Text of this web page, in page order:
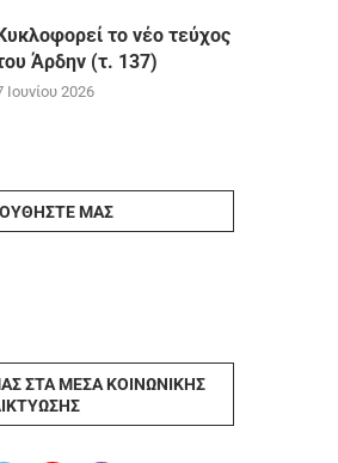
το νέο τεύχος
Άρδην (τ. 137)
Ιουνίου 2026
ΜΑΣ
ΣΤΑ ΜΈΣΑ ΚΟΙΝΩΝΙΚΉΣ